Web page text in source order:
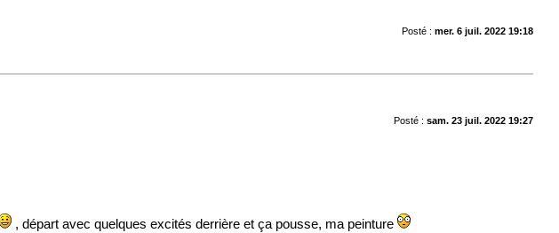
Posté : mer. 6 juil. 2022 19:18
Posté : sam. 23 juil. 2022 19:27
, départ avec quelques excités derrière et ça pousse, ma peinture